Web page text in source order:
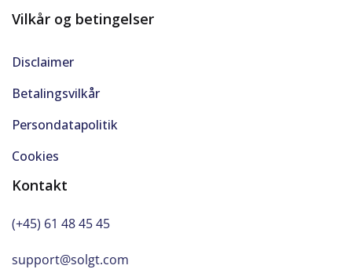
Vilkår og betingelser
Disclaimer
Betalingsvilkår
Persondatapolitik
Cookies
Kontakt
(+45) 61 48 45 45
support@solgt.com